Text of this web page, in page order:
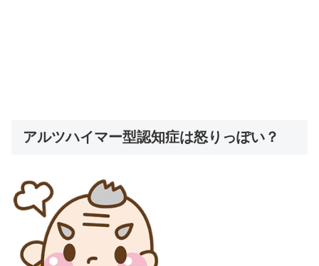
アルツハイマー型認知症は怒りっぽい？